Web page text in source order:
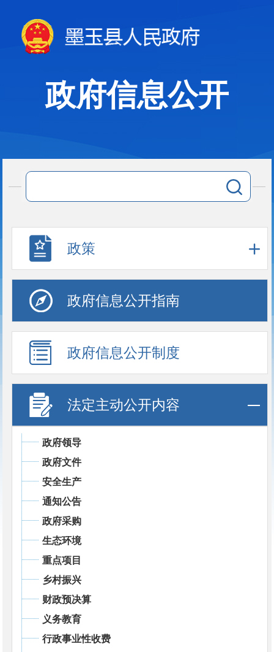
政府信息公开
政策
政府信息公开指南
政府信息公开制度
法定主动公开内容
政府领导
政府文件
安全生产
通知公告
政府采购
生态环境
重点项目
乡村振兴
财政预决算
义务教育
行政事业性收费